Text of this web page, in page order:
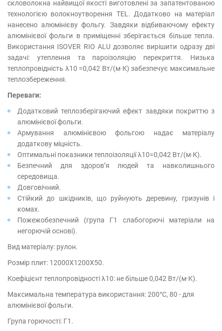
скловолокна найвищої якості виготовлені за запатентованою
технологією волокноутворення TEL. Додатково на матеріал
нанесено алюмінієву фольгу. Завдяки відбиваючому ефекту
алюмінієвої фольги в приміщенні зберігається більше тепла.
Використання ISOVER RIO ALU дозволяє вирішити одразу дві
задачі: утеплення та пароізоляцію перекриття. Низька
теплопровідність λ10 =0,042 Вт/(м∙К) забезпечує максимальне
теплозбереження.
Переваги:
Додатковий теплозберігаючий ефект завдяки покриттю з
алюмінієвої фольги.
Армування алюмінієвою фольгою надає матеріалу
додаткову міцність.
Оптимальні показники теплоізоляції λ10=0,042 Вт/(м∙К).
Безпечний для здоров’я людей та навколишнього
середовища.
Довговічний.
Стійкий до шкідників, що руйнують деревину, гризунів і
комах.
Пожежобезпечний (група Г1 слабогорючі матеріали на
негорючій основі).
Вид матеріалу: рулон.
Розмір плит: 12000X1200X50.
Коефіцієнт теплопровідності λ10: не більше 0,042 Вт/(м·K).
Максимальна температура використання: 200°C, 80 - для
алюмінієвої фольги.
Група горючості: Г1.